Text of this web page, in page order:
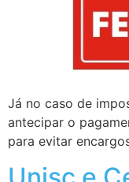
Já no caso de
antecipar o
para evitar